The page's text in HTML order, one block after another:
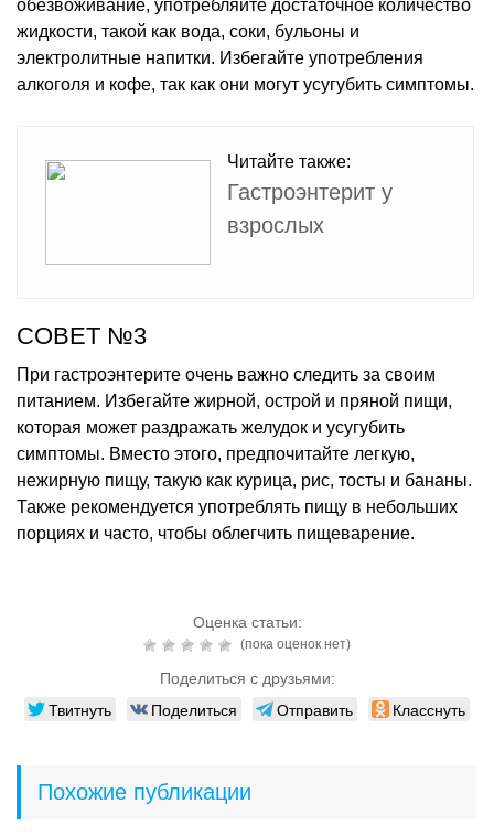
обезвоживание, употребляйте достаточное количество
жидкости, такой как вода, соки, бульоны и
электролитные напитки. Избегайте употребления
алкоголя и кофе, так как они могут усугубить симптомы.
Читайте также:
Гастроэнтерит у
взрослых
СОВЕТ №3
При гастроэнтерите очень важно следить за своим
питанием. Избегайте жирной, острой и пряной пищи,
которая может раздражать желудок и усугубить
симптомы. Вместо этого, предпочитайте легкую,
нежирную пищу, такую как курица, рис, тосты и бананы.
Также рекомендуется употреблять пищу в небольших
порциях и часто, чтобы облегчить пищеварение.
Оценка статьи:
(пока оценок нет)
Поделиться с друзьями:
Твитнуть Поделиться Отправить Класснуть
Похожие публикации